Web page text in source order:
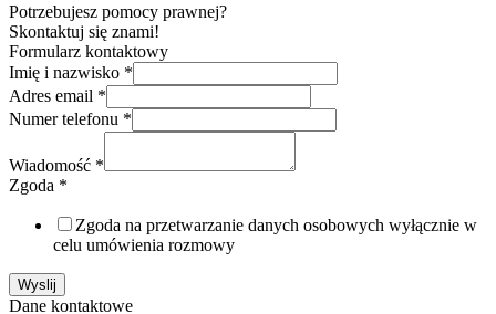
Potrzebujesz pomocy prawnej?
Skontaktuj się znami!
Formularz kontaktowy
Imię i nazwisko *
Adres email *
Numer telefonu *
Wiadomość *
Zgoda *
Zgoda na przetwarzanie danych osobowych wyłącznie w
celu umówienia rozmowy
Wyslij
Dane kontaktowe